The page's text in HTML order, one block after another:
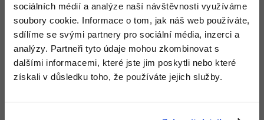
sociálních médií a analýze naší návštěvnosti využíváme
soubory cookie. Informace o tom, jak náš web používáte,
sdílíme se svými partnery pro sociální média, inzerci a
analýzy. Partneři tyto údaje mohou zkombinovat s
dalšími informacemi, které jste jim poskytli nebo které
získali v důsledku toho, že používáte jejich služby.
Adobe After Effects
Blender -80%
Inkscape
-80%
Petr Čech: 17.7.2015 21:19
Otázka je spíš takováto: nabootuje to za 10 dní? Jedu totiž na
týden pryč, kde nebudu mít internet, tak potom jim můžu napsat
Nahoru Odpovědět